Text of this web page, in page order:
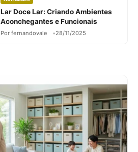
Lar Doce Lar: Criando Ambientes
Aconchegantes e Funcionais
Por fernandovale 28/11/2025